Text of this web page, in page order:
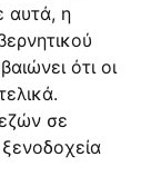
αυτά, η
ότι οι
σε